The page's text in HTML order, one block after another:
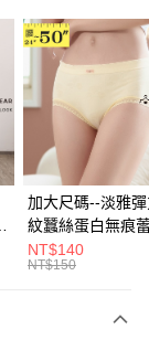
加大尺碼--淡雅
紋蠶絲蛋白無痕
角內褲(白.粉.藍.
3L)-L28眼圈熊中
NT$140
NT$150